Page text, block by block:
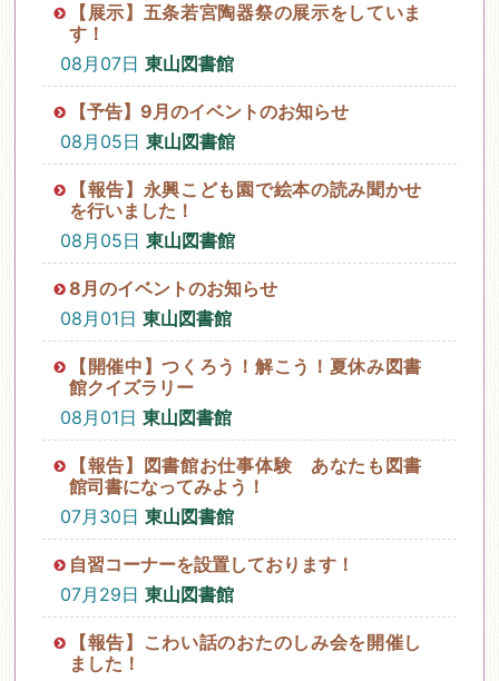
【展示】五条若宮陶器祭の展示をしていま
す！
08月07日 東山図書館
【予告】9月のイベントのお知らせ
08月05日 東山図書館
【報告】永興こども園で絵本の読み聞かせ
を行いました！
08月05日 東山図書館
8月のイベントのお知らせ
08月01日 東山図書館
【開催中】つくろう！解こう！夏休み図書
館クイズラリー
08月01日 東山図書館
【報告】図書館お仕事体験 あなたも図書
館司書になってみよう！
07月30日 東山図書館
自習コーナーを設置しております！
07月29日 東山図書館
【報告】こわい話のおたのしみ会を開催し
ました！